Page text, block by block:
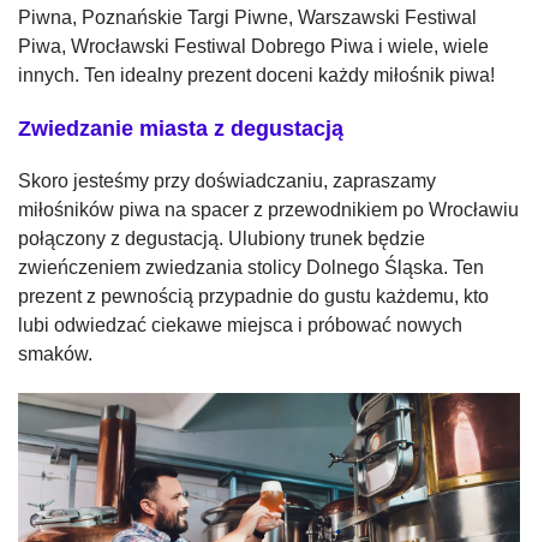
Piwna, Poznańskie Targi Piwne, Warszawski Festiwal
Piwa, Wrocławski Festiwal Dobrego Piwa i wiele, wiele
innych. Ten idealny prezent doceni każdy miłośnik piwa!
Zwiedzanie miasta z degustacją
Skoro jesteśmy przy doświadczaniu, zapraszamy
miłośników piwa na spacer z przewodnikiem po Wrocławiu
połączony z degustacją. Ulubiony trunek będzie
zwieńczeniem zwiedzania stolicy Dolnego Śląska. Ten
prezent z pewnością przypadnie do gustu każdemu, kto
lubi odwiedzać ciekawe miejsca i próbować nowych
smaków.